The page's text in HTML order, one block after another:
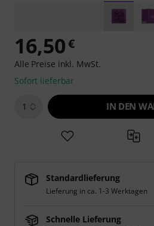
16,50€
Alle Preise inkl. MwSt.
Sofort lieferbar
1 IN DEN
Standardlieferung
Lieferung in ca. 1-3 Werktagen
Schnelle Lieferung